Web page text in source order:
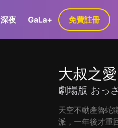
深夜 GaLa+ 免費註冊
大叔之
劇場版 おっ
天空不動產魯蛇
派，一年後才重